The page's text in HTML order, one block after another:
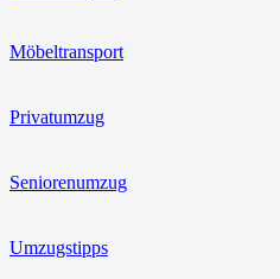
Möbeltransport
Privatumzug
Seniorenumzug
Umzugstipps